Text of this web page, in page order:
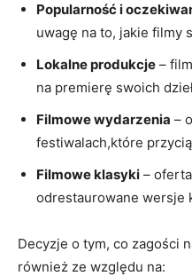
Popularność i
uwagę na to, jakie filmy
Lokalne produkcje –
na premierę swoich
Filmowe wydarzenia –
festiwalach,które
Filmowe klasyki –
odrestaurowane wersje
Decyzje o tym, co zagości
również ze względu na: